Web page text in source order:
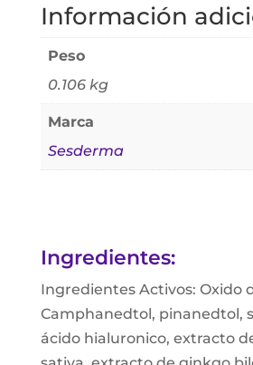
Información
Peso
0.106 kg
Marca
Sesderma
Ingredientes:
Ingredientes Activos: Oxido
Camphanedtol, pinanedtol,
ácido hialuronico, extracto